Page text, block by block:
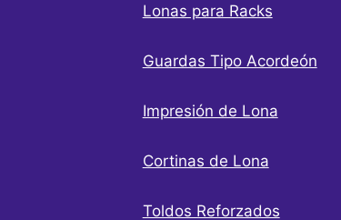
Lonas para Racks
Guardas Tipo Acordeón
Impresión de Lona
Cortinas de Lona
Toldos Reforzados